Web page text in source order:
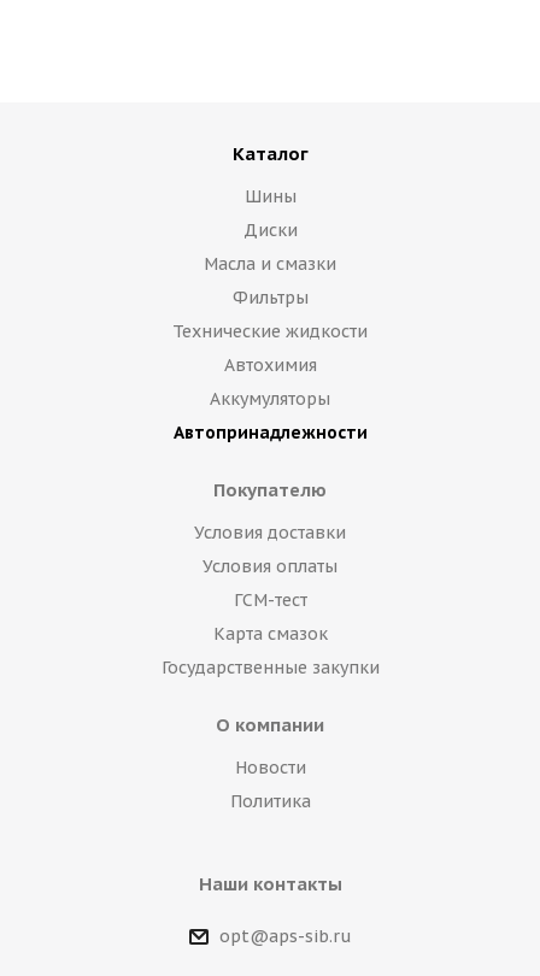
Каталог
Шины
Диски
Масла и смазки
Фильтры
Технические жидкости
Автохимия
Аккумуляторы
Автопринадлежности
Покупателю
Условия доставки
Условия оплаты
ГСМ-тест
Карта смазок
Государственные закупки
О компании
Новости
Политика
Наши контакты
opt@aps-sib.ru